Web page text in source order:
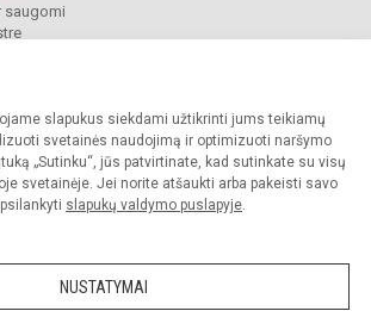
slapukus siekdami užtikrinti jums teikiamų
svetainės naudojimą ir optimizuoti naršymo
„Sutinku“, jūs patvirtinate, kad sutinkate su visų
svetainėje. Jei norite atšaukti arba pakeisti savo
slapukų valdymo puslapyje.
NUSTATYMAI
saugomi
progimnazija. Visos teisės saugomos.
įstaigos administracijos sutikimo griežtai draudžiama.